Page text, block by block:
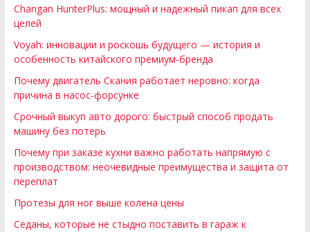
Changan HunterPlus: мощный и надежный пикап для всех
целей
Voyah: инновации и роскошь будущего — история и
особенность китайского премиум-бренда
Почему двигатель Скания работает неровно: когда
причина в насос-форсунке
Срочный выкуп авто дорого: быстрый способ продать
машину без потерь
Почему при заказе кухни важно работать напрямую с
производством: неочевидные преимущества и защита от
переплат
Протезы для ног выше колена цены
Седаны, которые не стыдно поставить в гараж к